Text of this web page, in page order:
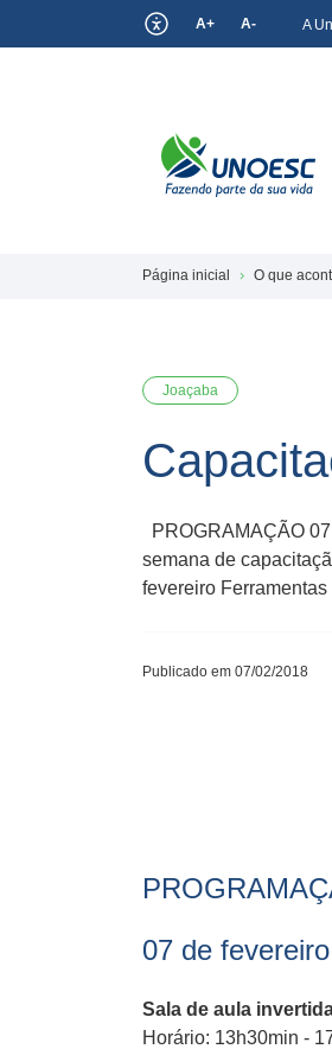
A+ A- A
Página inicial O que
Joaçaba
PROGRAMAÇÃO
semana de
fevereiro
Publicado em 07/02/2018
07 de fevereiro
​Sala de aula
Horário: 13h30min -